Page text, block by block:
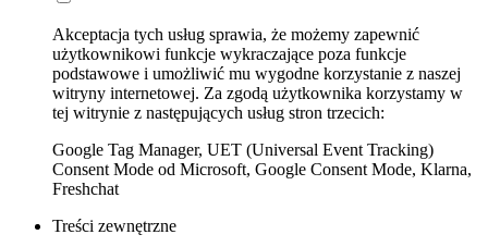
Akceptacja tych usług sprawia, że możemy zapewnić
użytkownikowi funkcje wykraczające poza funkcje
podstawowe i umożliwić mu wygodne korzystanie z naszej
witryny internetowej. Za zgodą użytkownika korzystamy w
tej witrynie z następujących usług stron trzecich:
Google Tag Manager, UET (Universal Event Tracking)
Consent Mode od Microsoft, Google Consent Mode, Klarna,
Freshchat
Treści zewnętrzne